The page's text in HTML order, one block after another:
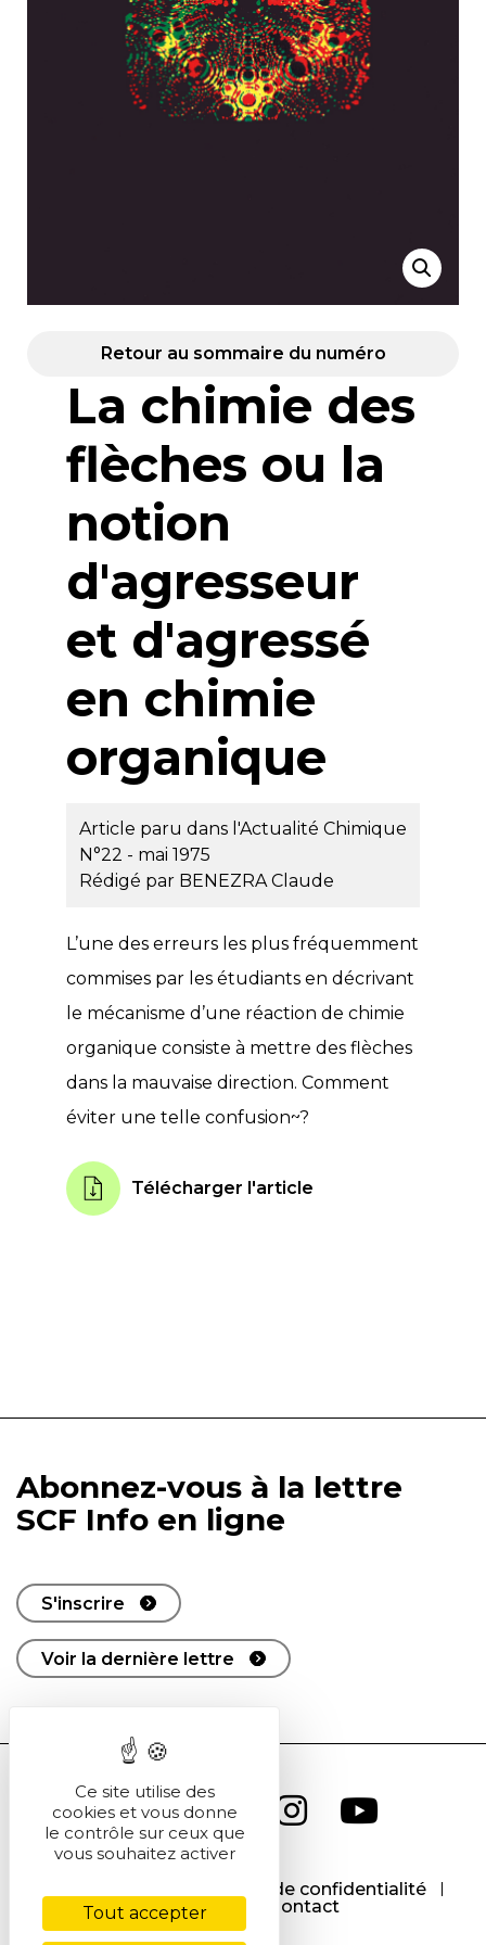
Retour au sommaire du numéro
La chimie des
flèches ou la
notion
d'agresseur
et d'agressé
en chimie
organique
Article paru dans l'Actualité Chimique
N°22 - mai 1975
Rédigé par BENEZRA Claude
L’une des erreurs les plus fréquemment
commises par les étudiants en décrivant
le mécanisme d’une réaction de chimie
organique consiste à mettre des flèches
dans la mauvaise direction. Comment
éviter une telle confusion~?
Télécharger l'article
Abonnez-vous à la lettre
SCF Info en ligne
S'inscrire
Voir la dernière lettre
Politique de confidentialité
Cookies
Contact
Ce site utilise des
cookies et vous donne
le contrôle sur ceux que
vous souhaitez activer
Tout accepter